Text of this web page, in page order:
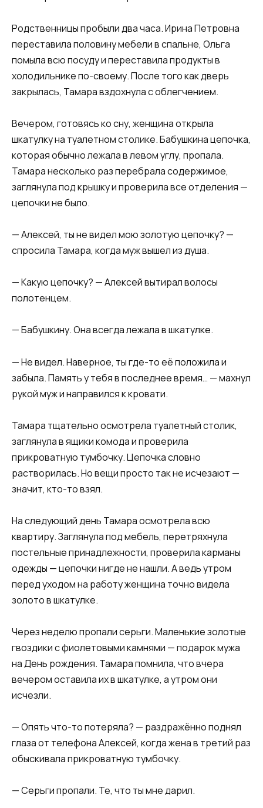
Родственницы пробыли два часа. Ирина Петровна
переставила половину мебели в спальне, Ольга
помыла всю посуду и переставила продукты в
холодильнике по-своему. После того как дверь
закрылась, Тамара вздохнула с облегчением.
Вечером, готовясь ко сну, женщина открыла
шкатулку на туалетном столике. Бабушкина цепочка,
которая обычно лежала в левом углу, пропала.
Тамара несколько раз перебрала содержимое,
заглянула под крышку и проверила все отделения —
цепочки не было.
— Алексей, ты не видел мою золотую цепочку? —
спросила Тамара, когда муж вышел из душа.
— Какую цепочку? — Алексей вытирал волосы
полотенцем.
— Бабушкину. Она всегда лежала в шкатулке.
— Не видел. Наверное, ты где-то её положила и
забыла. Память у тебя в последнее время… — махнул
рукой муж и направился к кровати.
Тамара тщательно осмотрела туалетный столик,
заглянула в ящики комода и проверила
прикроватную тумбочку. Цепочка словно
растворилась. Но вещи просто так не исчезают —
значит, кто-то взял.
На следующий день Тамара осмотрела всю
квартиру. Заглянула под мебель, перетряхнула
постельные принадлежности, проверила карманы
одежды — цепочки нигде не нашли. А ведь утром
перед уходом на работу женщина точно видела
золото в шкатулке.
Через неделю пропали серьги. Маленькие золотые
гвоздики с фиолетовыми камнями — подарок мужа
на День рождения. Тамара помнила, что вчера
вечером оставила их в шкатулке, а утром они
исчезли.
— Опять что-то потеряла? — раздражённо поднял
глаза от телефона Алексей, когда жена в третий раз
обыскивала прикроватную тумбочку.
— Серьги пропали. Те, что ты мне дарил.